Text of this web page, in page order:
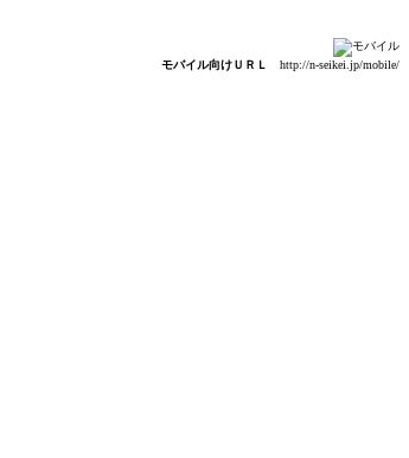
モバイル向けＵＲＬ http://n-seikei.jp/mobile/